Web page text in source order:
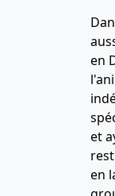
en
et
en